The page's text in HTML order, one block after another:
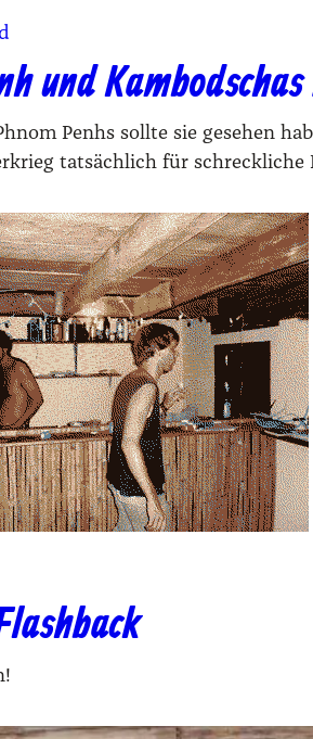
und
Penhs sollte sie gesehen
tatsächlich für schreckliche